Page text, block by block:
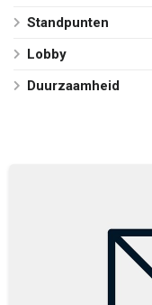
Standpunten
Lobby
Duurzaamheid